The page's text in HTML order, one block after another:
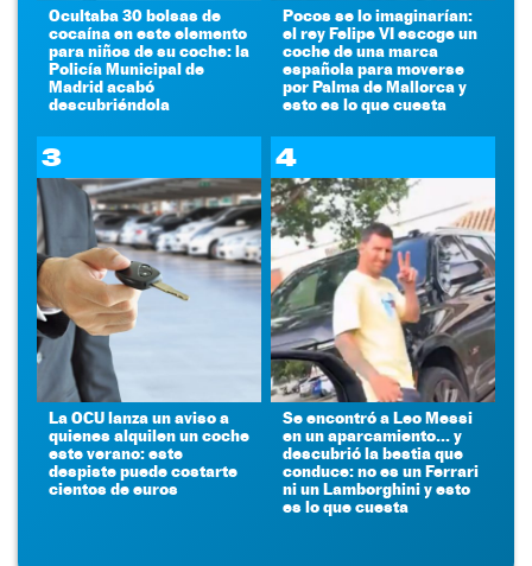
Ocultaba 30 bolsas de
cocaína en este elemento
para niños de su coche: la
Policía Municipal de
Madrid acabó
descubriéndola
Pocos se lo imaginarían:
el rey Felipe VI escoge un
coche de una marca
española para moverse
por Palma de Mallorca y
esto es lo que cuesta
3
La OCU lanza un aviso a
quienes alquilen un coche
este verano: este
despiste puede costarte
cientos de euros
4
Se encontró a Leo Messi
en un aparcamiento... y
descubrió la bestia que
conduce: no es un Ferrari
ni un Lamborghini y esto
es lo que cuesta